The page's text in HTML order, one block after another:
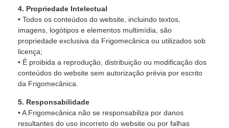
4. Propriedade Intelectual
• Todos os conteúdos do website, incluindo textos,
imagens, logótipos e elementos multimídia, são
propriedade exclusiva da Frigomecânica ou utilizados sob
licença;
• É proibida a reprodução, distribuição ou modificação dos
conteúdos do website sem autorização prévia por escrito
da Frigomecânica.
5. Responsabilidade
• A Frigomecânica não se responsabiliza por danos
resultantes do uso incorreto do website ou por falhas